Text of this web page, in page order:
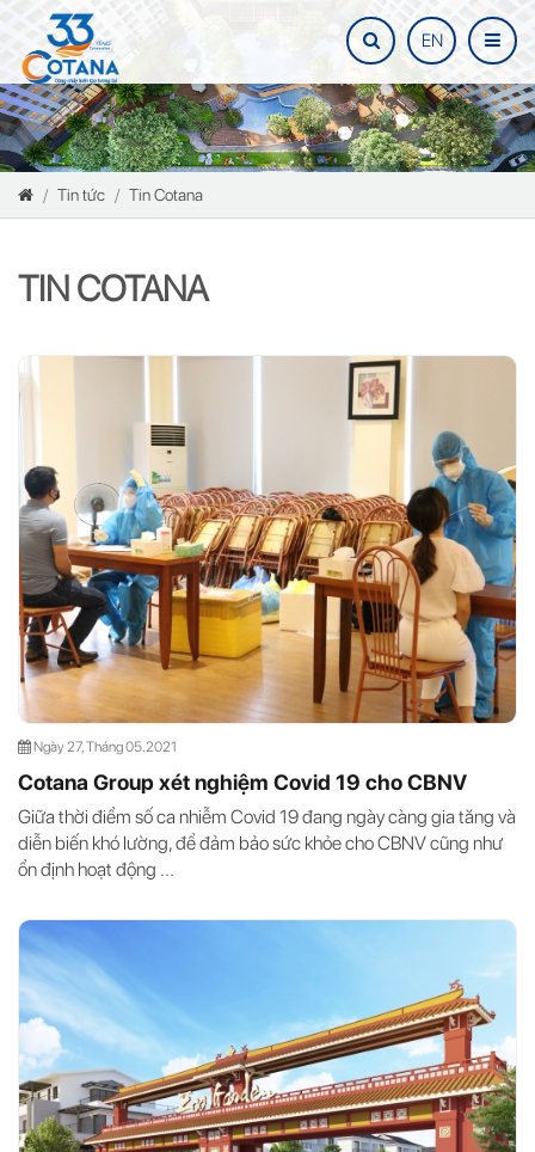
EN
Tin tức Tin Cotana
TIN COTANA
Ngày 27, Tháng 05.2021
Cotana Group xét nghiệm Covid 19 cho CBNV
Giữa thời điểm số ca nhiễm Covid 19 đang ngày càng gia tăng và
diễn biến khó lường, để đảm bảo sức khỏe cho CBNV cũng như
ổn định hoạt động ...